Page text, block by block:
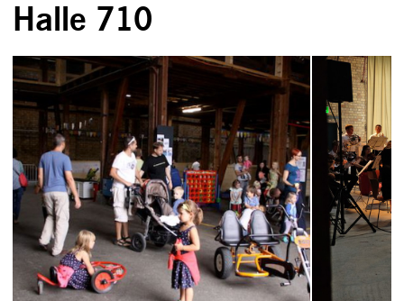
Halle 710